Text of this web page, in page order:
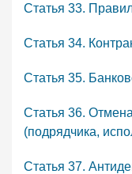
Статья 33.
Статья 34.
Статья 35.
Статья 36.
(подрядчика,
Статья 37.